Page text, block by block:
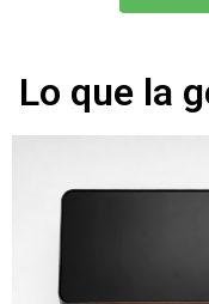
Lo que la